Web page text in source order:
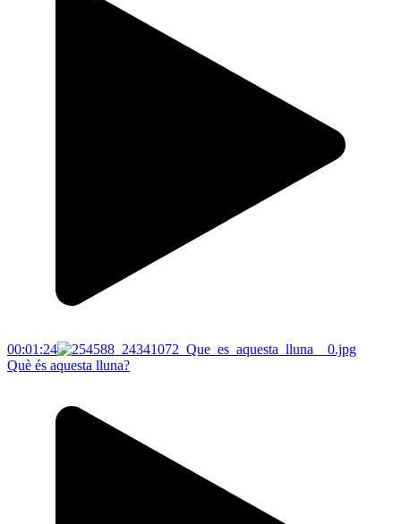
00:01:24
Què és aquesta lluna?